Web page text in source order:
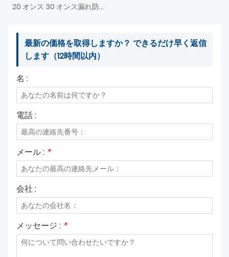
20 オンス 30 オンス漏れ防止ステンレス鋼真空断熱旅行魔法瓶タンブラーコーヒー車マグハンドルとストローフリップ蓋
最新の価格を取得しますか？ できるだけ早く返信
します（12時間以内）
名 :
電話 :
メール : *
会社 :
メッセージ : *